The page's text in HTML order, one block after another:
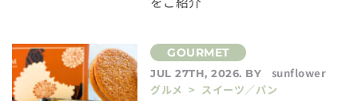
JUL 27TH, 2026. BY
sunflower
グルメ > スイーツ／パン